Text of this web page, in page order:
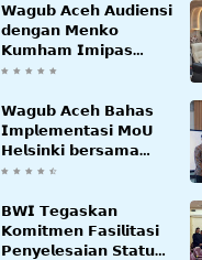
𝗪𝗮𝗴𝘂𝗯 𝗔𝗰𝗲𝗵 𝗔𝘂𝗱𝗶𝗲𝗻𝘀𝗶
𝗱𝗲𝗻𝗴𝗮𝗻 𝗠𝗲𝗻𝗸𝗼
𝗞𝘂𝗺𝗵𝗮𝗺 𝗜𝗺𝗶𝗽𝗮𝘀
𝗧𝗲𝗿𝗸𝗮𝗶𝘁 𝗦𝘁𝗮𝘁𝘂𝘀 𝗪𝗮𝗸𝗮𝗳
𝗪𝗮𝗴𝘂𝗯 𝗔𝗰𝗲𝗵 𝗕𝗮𝗵𝗮𝘀
𝗜𝗺𝗽𝗹𝗲𝗺𝗲𝗻𝘁𝗮𝘀𝗶 𝗠𝗼𝗨
𝗛𝗲𝗹𝘀𝗶𝗻𝗸𝗶 𝗯𝗲𝗿𝘀𝗮𝗺𝗮
𝗦𝗲𝗸𝗿𝗲𝘁𝗮𝗿𝗶𝗮𝘁 𝗡𝗲𝗴𝗮𝗿𝗮
𝗕𝗪𝗜 𝗧𝗲𝗴𝗮𝘀𝗸𝗮𝗻
𝗞𝗼𝗺𝗶𝘁𝗺𝗲𝗻 𝗙𝗮𝘀𝗶𝗹𝗶𝘁𝗮𝘀𝗶
𝗣𝗲𝗻𝘆𝗲𝗹𝗲𝘀𝗮𝗶𝗮𝗻 𝗦𝘁𝗮𝘁𝘂𝘀